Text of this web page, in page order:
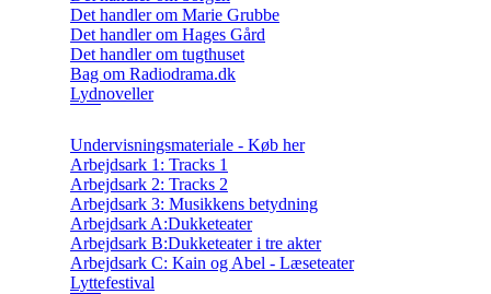
Det handler om Marie Grubbe
Det handler om Hages Gård
Det handler om tugthuset
Bag om Radiodrama.dk
Lydnoveller
Undervisningsmateriale - Køb her
Arbejdsark 1: Tracks 1
Arbejdsark 2: Tracks 2
Arbejdsark 3: Musikkens betydning
Arbejdsark A:Dukketeater
Arbejdsark B:Dukketeater i tre akter
Arbejdsark C: Kain og Abel - Læseteater
Lyttefestival